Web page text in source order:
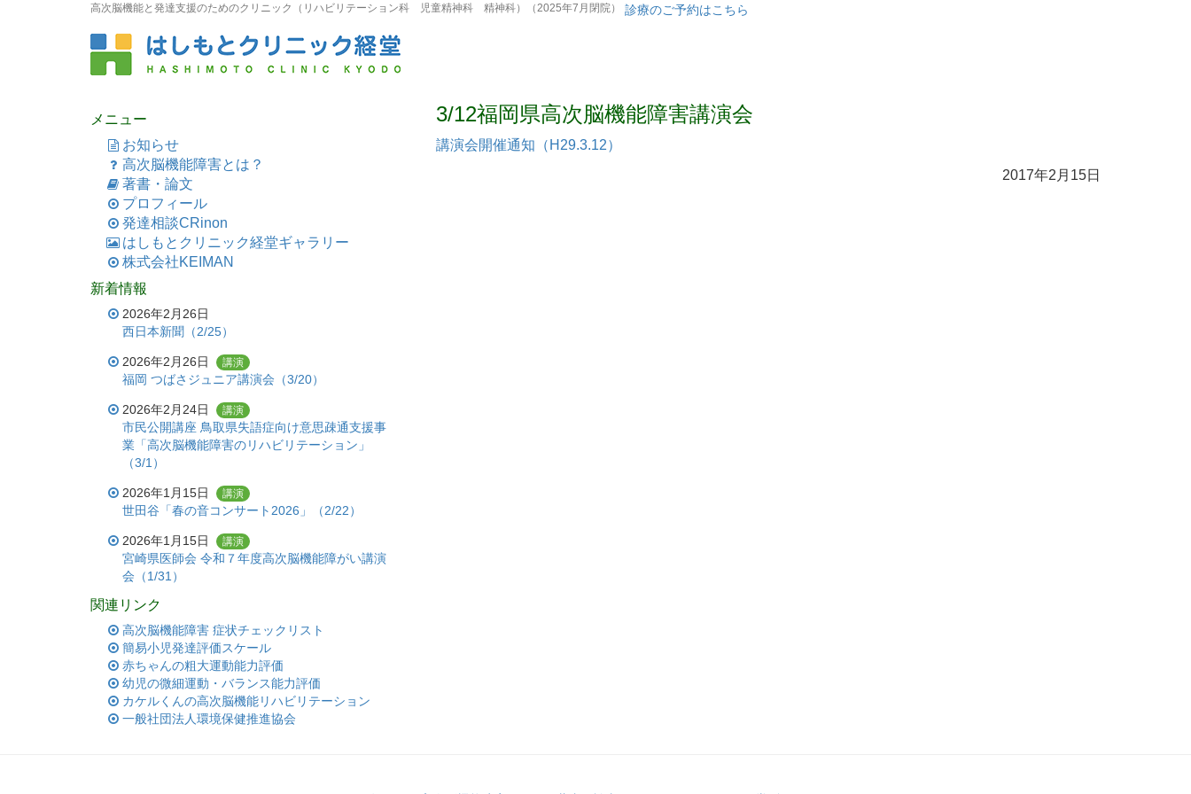
高次脳機能と発達支援のためのクリニック（リハビリテーション科 児童精神科 精神科）（2025年7月閉院） 診療のご予約はこちら
メニュー
お知らせ
高次脳機能障害とは？
著書・論文
プロフィール
発達相談CRinon
はしもとクリニック経堂ギャラリー
株式会社KEIMAN
新着情報
2026年2月26日
西日本新聞（2/25）
2026年2月26日 講演
福岡 つばさジュニア講演会（3/20）
2026年2月24日 講演
市民公開講座 鳥取県失語症向け意思疎通支援事
業「高次脳機能障害のリハビリテーション」
（3/1）
2026年1月15日 講演
世田谷「春の音コンサート2026」（2/22）
2026年1月15日 講演
宮崎県医師会 令和７年度高次脳機能障がい講演
会（1/31）
関連リンク
高次脳機能障害 症状チェックリスト
簡易小児発達評価スケール
赤ちゃんの粗大運動能力評価
幼児の微細運動・バランス能力評価
カケルくんの高次脳機能リハビリテーション
一般社団法人環境保健推進協会
3/12福岡県高次脳機能障害講演会
講演会開催通知（H29.3.12）
2017年2月15日